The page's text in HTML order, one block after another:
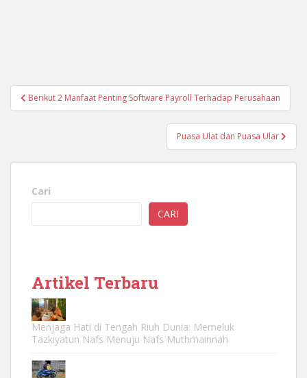
Navigasi
pos
Berikut 2 Manfaat Penting Software Payroll Terhadap Perusahaan
Puasa Ulat dan Puasa Ular
Cari
CARI
Artikel Terbaru
Menjaga Hati di Tengah Riuh Dunia: Memeluk
Tazkiyatun Nafs Menuju Nafs Muthmainnah